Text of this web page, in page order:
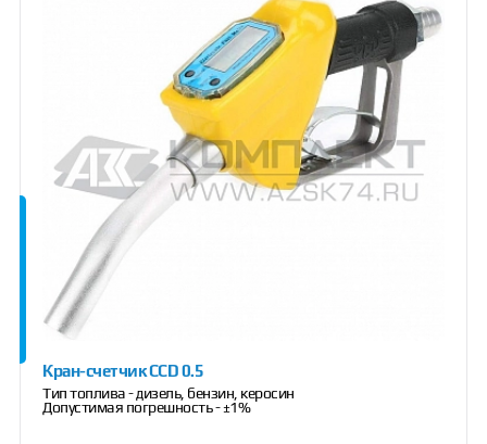
Кран-счетчик CCD 0.5
Тип топлива - дизель, бензин, керосин
Допустимая погрешность - ±1%